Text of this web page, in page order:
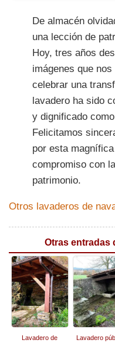
De almacén
una lección de
Hoy, tres años
imágenes que
celebrar una
lavadero ha sido
y dignificado
Felicitamos
por esta
compromiso con
patrimonio.
Otros lavaderos de
Otras entradas
Lavadero de
Lavadero